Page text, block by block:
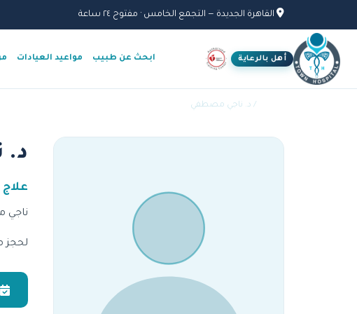
القاهرة الجديدة — التجمع الخامس · مفتوح ٢٤ ساعة
أهل بالرعاية ابحث عن طبيب مواعيد العيادات
/ د. ناجي مصطفي
د.
علاج
ناجي
لحجز